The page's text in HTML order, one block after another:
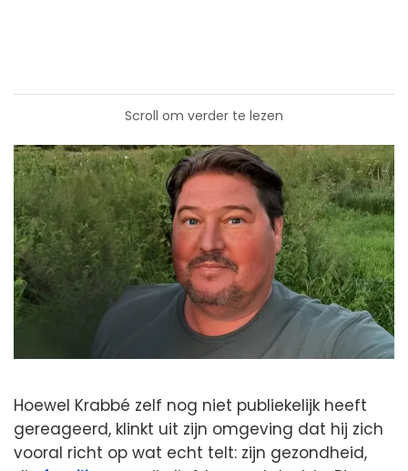
Scroll om verder te lezen
Hoewel Krabbé zelf nog niet publiekelijk heeft
gereageerd, klinkt uit zijn omgeving dat hij zich
vooral richt op wat echt telt: zijn gezondheid,